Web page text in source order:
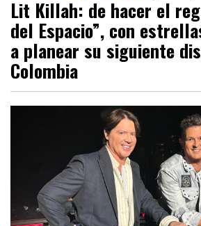
Lit Killah: de hacer el
del Espacio”, con
a planear su siguiente
Colombia